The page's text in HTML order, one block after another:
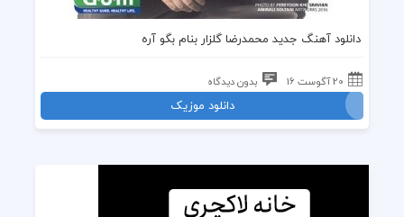
دانلودآهنگ جدید محمدرضا گلزار بنام بگو آره
20 آگوست 16 بدون دیدگاه
دانلود موزیک